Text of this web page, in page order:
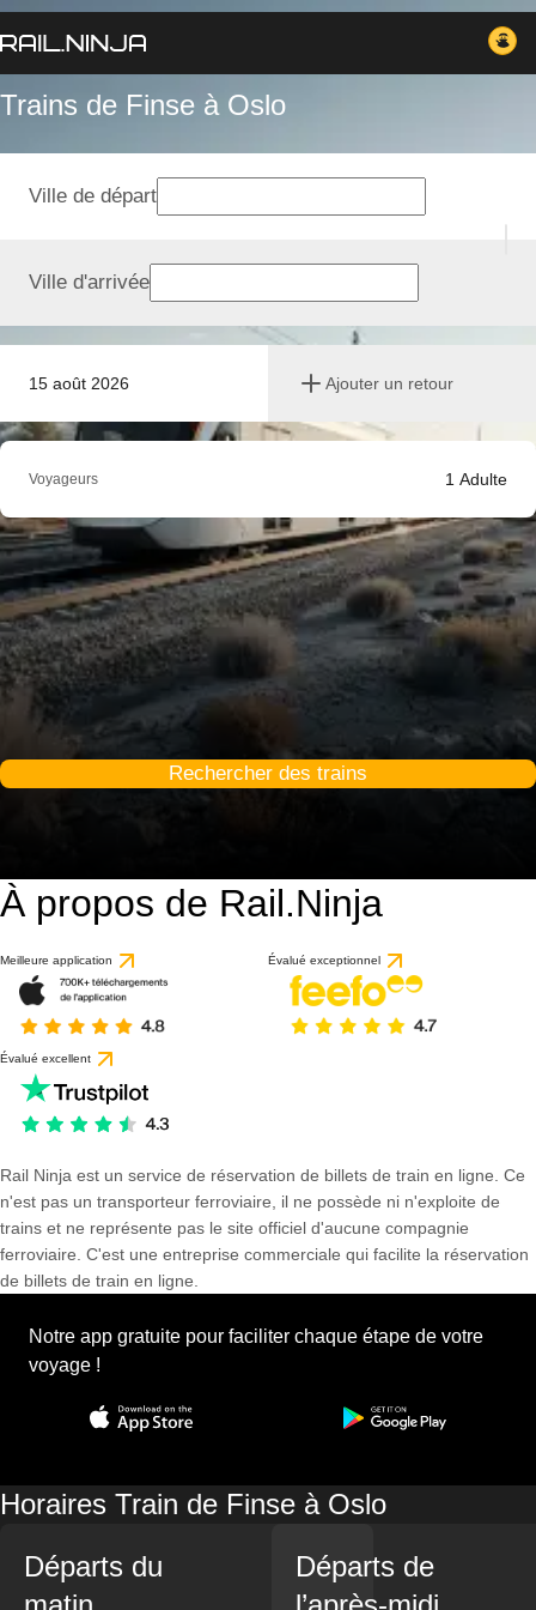
Trains de Finse à Oslo
15 août 2026 Ajouter un retour
Ville de départ
Ville d'arrivée
Voyageurs 1 Adulte
Rechercher des trains
À propos de Rail.Ninja
Meilleure application Évalué exceptionnel
Évalué excellent
Rail Ninja est un service de réservation de billets de train en ligne. Ce
n'est pas un transporteur ferroviaire, il ne possède ni n'exploite de
trains et ne représente pas le site officiel d'aucune compagnie
ferroviaire. C'est une entreprise commerciale qui facilite la réservation
de billets de train en ligne.
Notre app gratuite pour faciliter chaque étape de votre
voyage !
Horaires Train de Finse à Oslo
Départs du
Départs de
9.3 / 10
basé sur 1 avis